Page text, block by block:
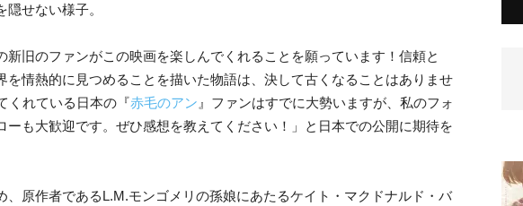
せない様子。
新旧のファンがこの映画を楽しんでくれることを願っています！信頼と
を情熱的に見つめることを描いた物語は、決して古くなることはありませ
くれている日本の『赤毛のアン 』ファンはすでに大勢いますが、私のフォ
ーも大歓迎です。ぜひ感想を教えてください！」と日本での公開に期待を
、原作者であるL.M.モンゴメリの孫娘にあたるケイト・マクドナルド・バ